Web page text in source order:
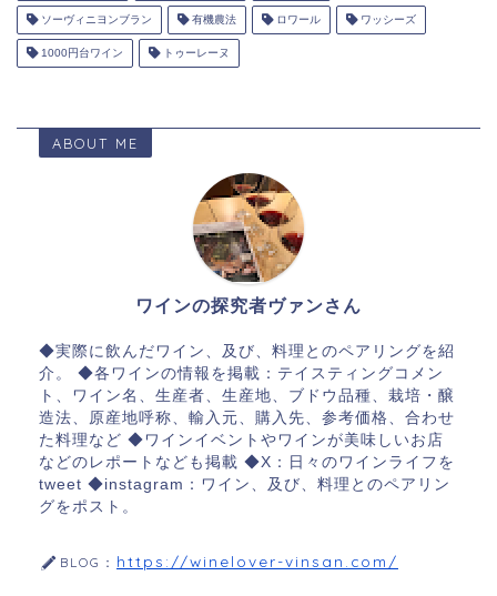
ソーヴィニヨンブラン 有機農法 ロワール ワッシーズ
1000円台ワイン トゥーレーヌ
ABOUT ME
ワインの探究者ヴァンさん
◆実際に飲んだワイン、及び、料理とのペアリングを紹
介。 ◆各ワインの情報を掲載：テイスティングコメン
ト、ワイン名、生産者、生産地、ブドウ品種、栽培・醸
造法、原産地呼称、輸入元、購入先、参考価格、合わせ
た料理など ◆ワインイベントやワインが美味しいお店
などのレポートなども掲載 ◆X：日々のワインライフを
tweet ◆instagram：ワイン、及び、料理とのペアリン
グをポスト。
BLOG： https://winelover-vinsan.com/